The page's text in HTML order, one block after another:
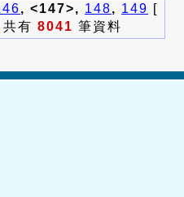
, <147>, 148, 149 [
有 8041 筆資料